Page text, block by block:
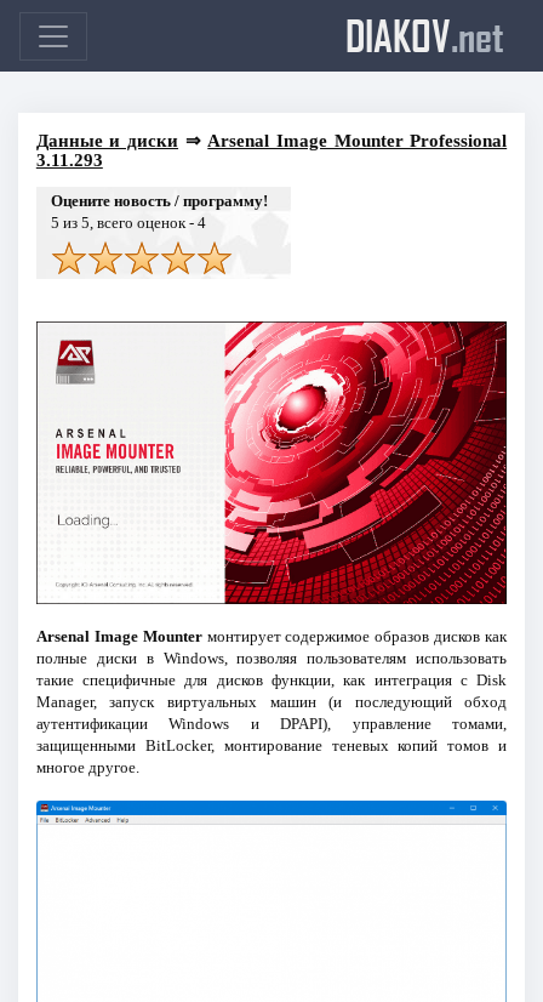
DIAKOV.net
Данные и диски ⇒ Arsenal Image Mounter Professional
3.11.293
Оцените новость / программу!
5 из 5, всего оценок - 4
Arsenal Image Mounterмонтирует содержимое образов дисков как
полные диски в Windows, позволяя пользователям использовать
такие специфичные для дисков функции, как интеграция с Disk
Manager, запуск виртуальных машин (и последующий обход
аутентификации Windows и DPAPI), управление томами,
защищенными BitLocker, монтирование теневых копий томов и
многое другое.